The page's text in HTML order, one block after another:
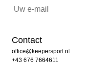
Contact
office@keepersport.nl
+43 676 7664611